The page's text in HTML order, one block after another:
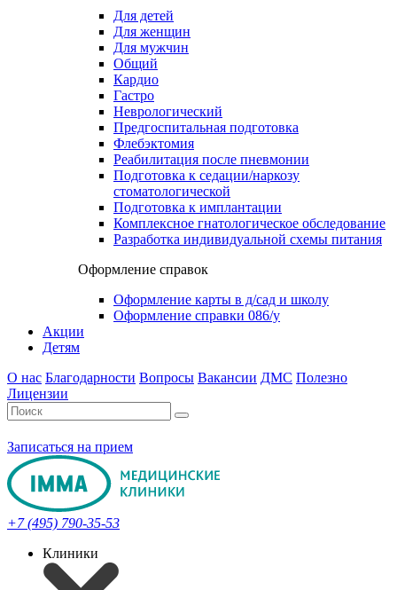
Для детей
Для женщин
Для мужчин
Общий
Кардио
Гастро
Неврологический
Предгоспитальная подготовка
Флебэктомия
Реабилитация после пневмонии
Подготовка к седации/наркозу
стоматологической
Подготовка к имплантации
Комплексное гнатологическое обследование
Разработка индивидуальной схемы питания
Оформление справок
Оформление карты в д/сад и школу
Оформление справки 086/у
Акции
Детям
О нас Благодарности Вопросы Вакансии ДМС Полезно
Лицензии
Записаться на прием
+7 (495) 790-35-53
Клиники